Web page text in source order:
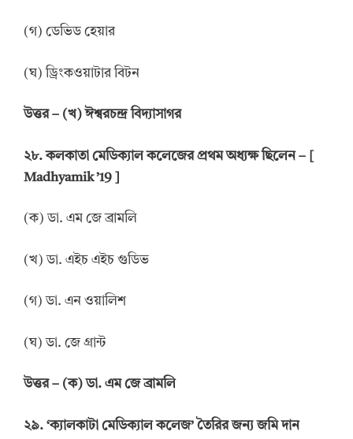
(গ) ডেভিড হেয়ার
(ঘ) ড্রিংকওয়াটার বিটন
উত্তর– (খ) ঈশ্বরচন্দ্র বিদ্যাসাগর
২৮. কলকাতা মেডিক্যাল কলেজের প্রথম অধ্যক্ষ ছিলেন – [
Madhyamik ’19 ]
(ক) ডা. এম জে ব্রামলি
(খ) ডা. এইচ এইচ গুডিভ
(গ) ডা. এন ওয়ালিশ
(ঘ) ডা. জে গ্রান্ট
উত্তর– (ক) ডা. এম জে ব্রামলি
২৯. ‘ক্যালকাটা মেডিক্যাল কলেজ’ তৈরির জন্য জমি দান